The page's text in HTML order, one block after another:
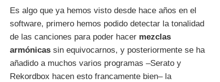
Es algo que ya hemos visto desde hace años en el
software, primero hemos podido detectar la tonalidad
de las canciones para poder hacer mezclas
armónicas sin equivocarnos, y posteriormente se ha
añadido a muchos varios programas –Serato y
Rekordbox hacen esto francamente bien– la